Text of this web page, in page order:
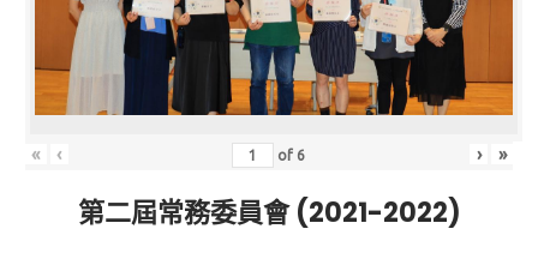
« ‹ of 6 › »
第二屆常務委員會 (2021-2022)